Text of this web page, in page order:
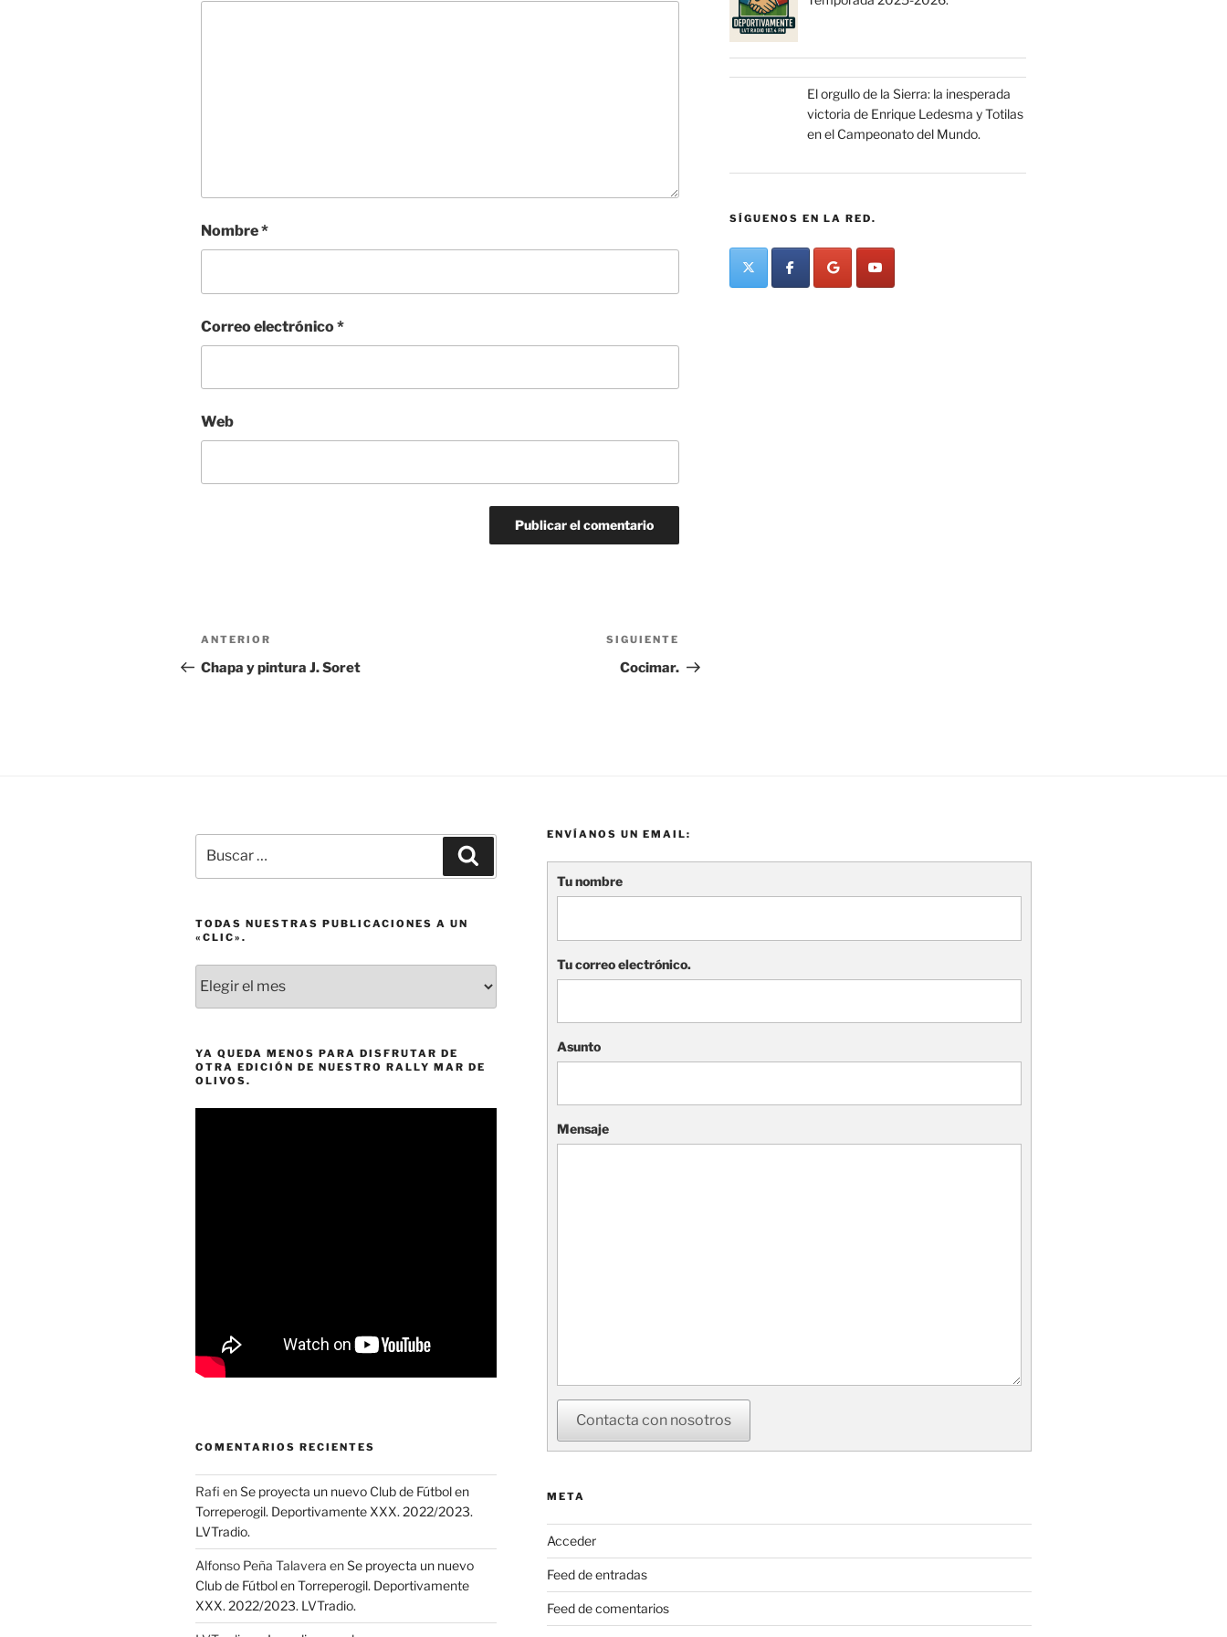
Nombre*
Correo electrónico*
Web
Navegación
de
Entrada
anterior:
ANTERIOR
Chapa y pintura J. Soret
entrada
SIGUIENTE
Cocimar.
El orgullo de la Sierra: la inesperada
victoria de Enrique Ledesma y Totilas
en el Campeonato del Mundo.
SÍGUENOS EN LA RED.
por:
TODAS NUESTRAS PUBLICACIONES A UN
«CLIC».
nuestras
publicaciones
un
«clic».
YA QUEDA MENOS PARA DISFRUTAR DE
OTRA EDICIÓN DE NUESTRO RALLY MAR DE
OLIVOS.
COMENTARIOS RECIENTES
Rafi enSe proyecta un nuevo Club de Fútbol en
Torreperogil. Deportivamente XXX. 2022/2023.
LVTradio.
Alfonso Peña Talavera enSe proyecta un nuevo
Club de Fútbol en Torreperogil. Deportivamente
XXX. 2022/2023. LVTradio.
ENVÍANOS UN EMAIL:
Tu nombre
Tu correo electrónico.
Asunto
Mensaje
Contacta con nosotros
META
Acceder
Feed de entradas
Feed de comentarios